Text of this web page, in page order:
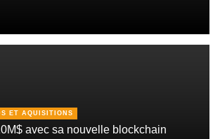
ET AQUISITIONS
avec sa nouvelle blockchain